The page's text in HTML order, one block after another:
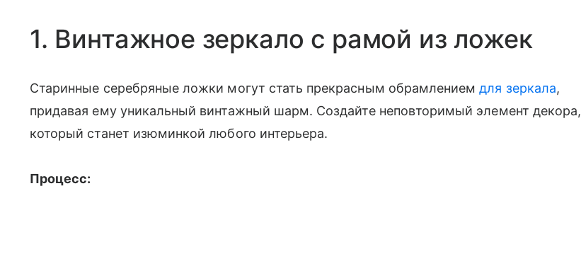
1. Винтажное зеркало с рамой из ложек
Старинные серебряные ложки могут стать прекрасным обрамлениемдля зеркала,
придавая ему уникальный винтажный шарм. Создайте неповторимый элемент декора,
который станет изюминкой любого интерьера.
Процесс: